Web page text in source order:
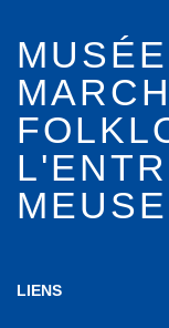
LIENS